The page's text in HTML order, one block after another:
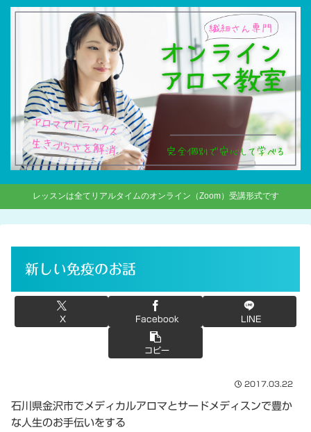
レッスンは全てリアルタイムのオンライン（Zoom）受講形式です
新しい免疫のお話
X Facebook LINE
コピー
2017.03.22
石川県金沢市でメディカルアロマとサードメディスンで豊か
な人生のお手伝いをする